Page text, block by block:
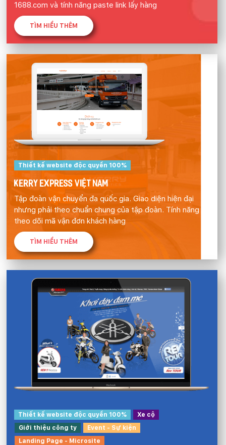
1688.com và tính năng paste link lấy hàng
TÌM HIỂU THÊM
Thiết kế website độc quyền 100%
KERRY EXPRESS VIỆT NAM
Tập đoàn vận chuyển đa quốc gia. Giao diện hiện đại
nhưng phải theo chuẩn chung của tập đoàn. Tính năng
theo dõi mã vận đơn khách hàng
TÌM HIỂU THÊM
Thiết kế website độc quyền 100%
Xe cộ
Giới thiệu công ty
Event - Sự kiện
Landing Page - Microsite